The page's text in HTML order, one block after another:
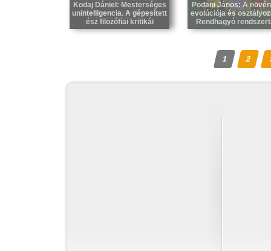
Kodaj Dániel: Mesterséges
unintelligencia. A gépesített
ész filozófiai kritikái
Podani János: A
evolúciója és
Rendhagyó
1 2